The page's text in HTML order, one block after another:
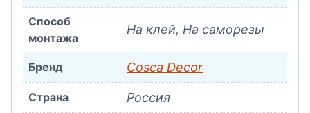
Способ
монтажа
На клей, На саморезы
Бренд Cosca Decor
Страна Россия